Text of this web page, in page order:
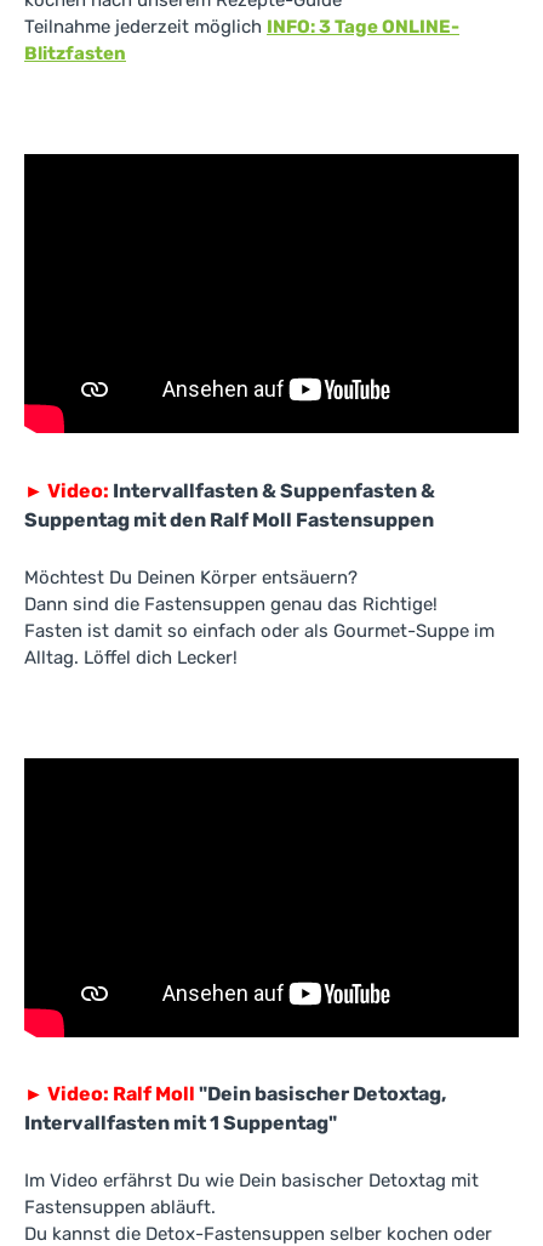
Teilnahme jederzeit möglich INFO: 3 Tage ONLINE-
Blitzfasten
► Video: Intervallfasten & Suppenfasten &
Suppentag mit den Ralf Moll Fastensuppen
Möchtest Du Deinen Körper entsäuern?
Dann sind die Fastensuppen genau das Richtige!
Fasten ist damit so einfach oder als Gourmet-Suppe im
Alltag. Löffel dich Lecker!
► Video: Ralf Moll "Dein basischer Detoxtag,
Intervallfasten mit 1 Suppentag"
Im Video erfährst Du wie Dein basischer Detoxtag mit
Fastensuppen abläuft.
Du kannst die Detox-Fastensuppen selber kochen oder